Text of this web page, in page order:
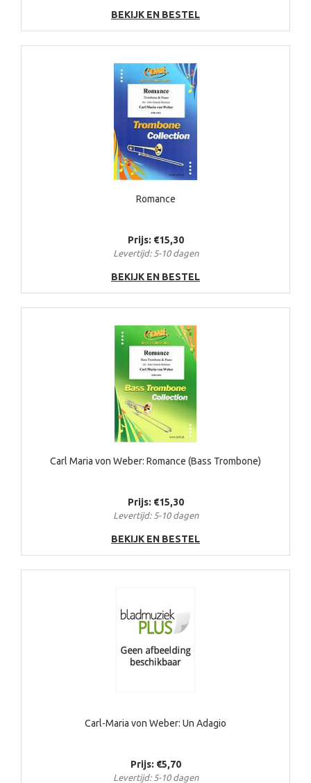
BEKIJK EN BESTEL
Romance
Prijs: €15,30
Levertijd: 5-10 dagen
BEKIJK EN BESTEL
Carl Maria von Weber: Romance (Bass Trombone)
Prijs: €15,30
Levertijd: 5-10 dagen
BEKIJK EN BESTEL
Carl-Maria von Weber: Un Adagio
Prijs: €5,70
Levertijd: 5-10 dagen